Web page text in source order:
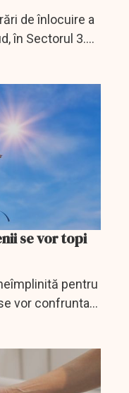
de înlocuire a
în Sectorul 3.
fi sistată până
se vor topi
pentru
vor confrunta
cu o